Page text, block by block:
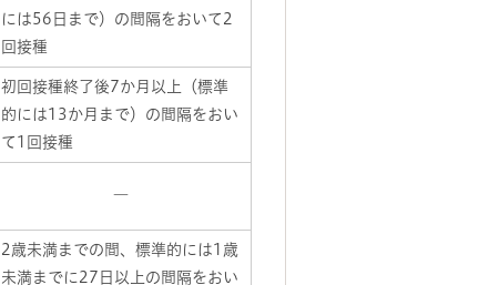
には56日まで）の間隔をおいて2
回接種
初回接種終了後7か月以上（標準
的には13か月まで）の間隔をおい
て1回接種
―
2歳未満までの間、標準的には1歳
未満までに27日以上の間隔をおい